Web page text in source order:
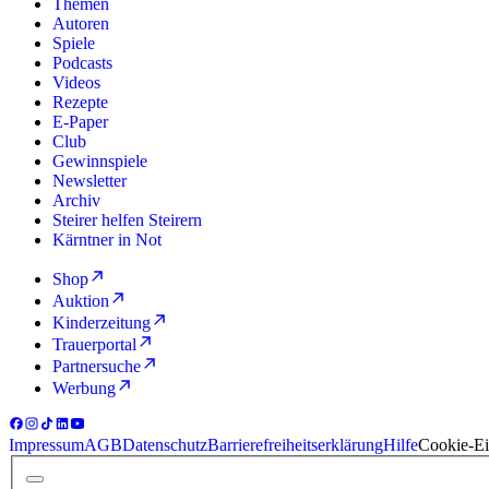
Themen
Autoren
Spiele
Podcasts
Videos
Rezepte
E-Paper
Club
Gewinnspiele
Newsletter
Archiv
Steirer helfen Steirern
Kärntner in Not
Shop
Auktion
Kinderzeitung
Trauerportal
Partnersuche
Werbung
ImpressumAGBDatenschutzBarrierefreiheitserklärungHilfeCookie-